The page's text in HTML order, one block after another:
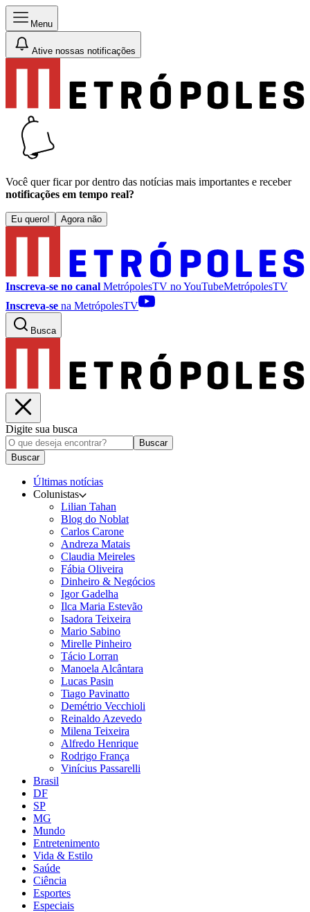
Menu
Ative nossas notificações
Você quer ficar por dentro das notícias mais importantes e receber
notificações em tempo real?
Eu quero! Agora não
Inscreva-se no canal MetrópolesTV noYouTubeMetrópolesTV
Inscreva-se na MetrópolesTV
Busca
Digite sua busca
Buscar
Buscar
Últimas notícias
Colunistas
Lilian Tahan
Blog do Noblat
Carlos Carone
Andreza Matais
Claudia Meireles
Fábia Oliveira
Dinheiro & Negócios
Igor Gadelha
Ilca Maria Estevão
Isadora Teixeira
Mario Sabino
Mirelle Pinheiro
Tácio Lorran
Manoela Alcântara
Lucas Pasin
Tiago Pavinatto
Demétrio Vecchioli
Reinaldo Azevedo
Milena Teixeira
Alfredo Henrique
Rodrigo França
Vinícius Passarelli
Brasil
DF
SP
MG
Mundo
Entretenimento
Vida & Estilo
Saúde
Ciência
Esportes
Especiais